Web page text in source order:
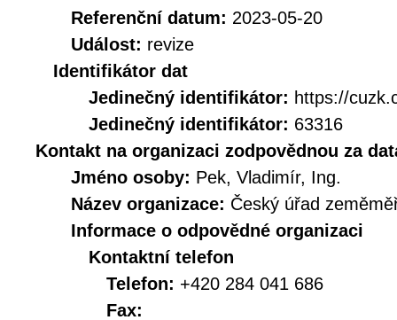
Referenční datum: 2023-05-20
Událost: revize
Identifikátor dat
Jedinečný identifikátor: https://
Jedinečný identifikátor: 63316
Kontakt na organizaci zodpovědnou za
Jméno osoby: Pek, Vladimír, Ing.
Název organizace: Český úřad
Informace o odpovědné organizaci
Kontaktní telefon
Telefon: +420 284 041 686
Fax: